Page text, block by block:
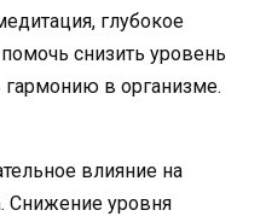
глубокое
снизить уровень
гармонию в организме.
влияние на
Снижение уровня